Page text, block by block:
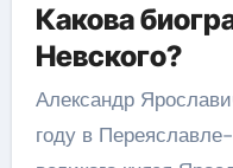
Какова
Невского?
Александр
году в